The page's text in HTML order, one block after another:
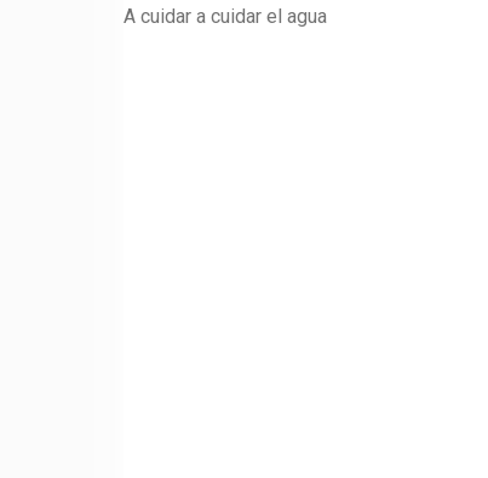
A cuidar a cuidar el agua